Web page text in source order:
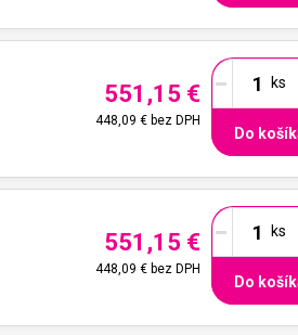
551,15 €
448,09 €bez DPH
-
Do
551,15 €
448,09 €bez DPH
-
Do